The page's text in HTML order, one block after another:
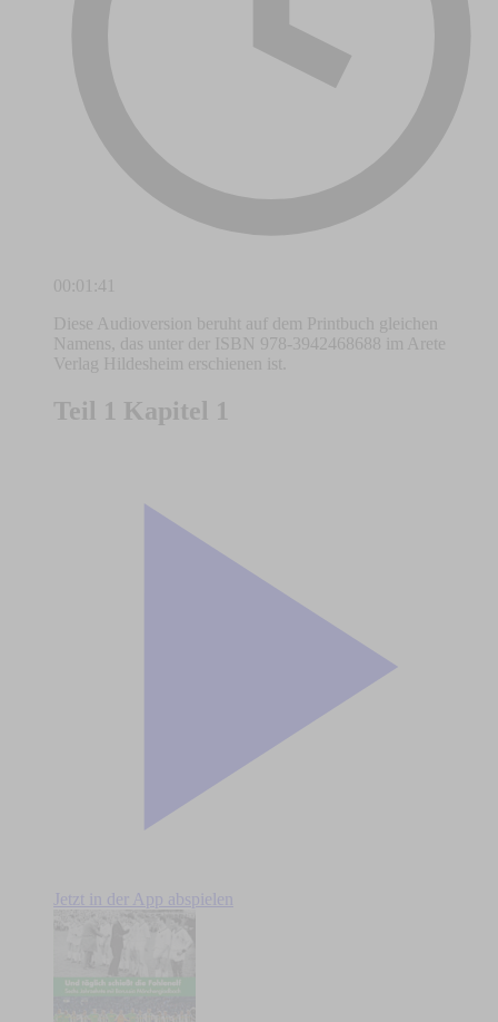
00:01:41
Diese Audioversion beruht auf dem Printbuch gleichen
Namens, das unter der ISBN 978-3942468688 im Arete
Verlag Hildesheim erschienen ist.
Teil 1 Kapitel 1
Jetzt in der App abspielen